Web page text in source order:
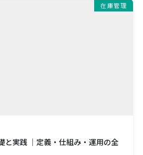
在庫管理
と実践 ｜定義・仕組み・運用の全